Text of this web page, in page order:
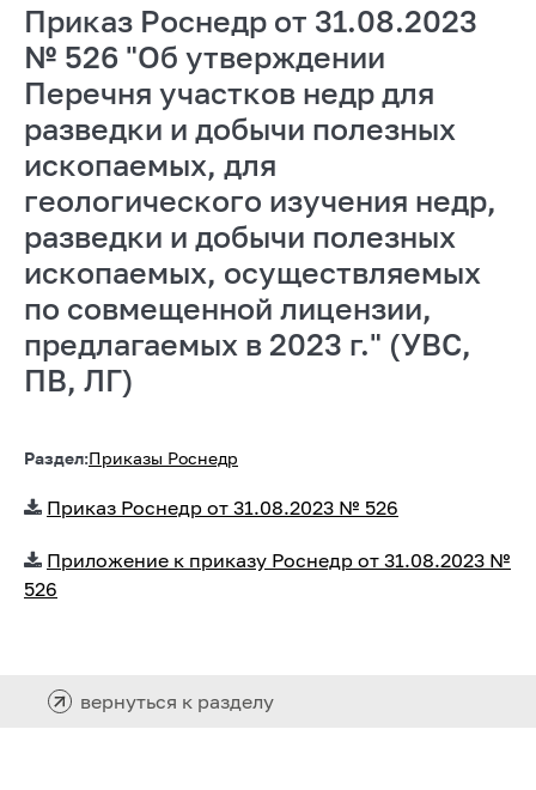
Приказ Роснедр от 31.08.2023
№ 526 "Об утверждении
Перечня участков недр для
разведки и добычи полезных
ископаемых, для
геологического изучения недр,
разведки и добычи полезных
ископаемых, осуществляемых
по совмещенной лицензии,
предлагаемых в 2023 г." (УВС,
ПВ, ЛГ)
Раздел:Приказы Роснедр
Приказ Роснедр от 31.08.2023 № 526
Приложение к приказу Роснедр от 31.08.2023 №
526
вернуться к разделу